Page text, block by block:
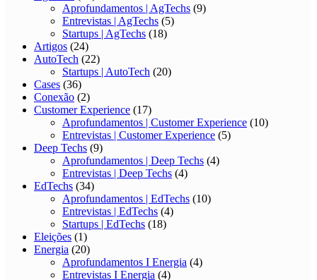
Aprofundamentos | AgTechs (9)
Entrevistas | AgTechs (5)
Startups | AgTechs (18)
Artigos (24)
AutoTech (22)
Startups | AutoTech (20)
Cases (36)
Conexão (2)
Customer Experience (17)
Aprofundamentos | Customer Experience (10)
Entrevistas | Customer Experience (5)
Deep Techs (9)
Aprofundamentos | Deep Techs (4)
Entrevistas | Deep Techs (4)
EdTechs (34)
Aprofundamentos | EdTechs (10)
Entrevistas | EdTechs (4)
Startups | EdTechs (18)
Eleições (1)
Energia (20)
Aprofundamentos I Energia (4)
Entrevistas I Energia (4)